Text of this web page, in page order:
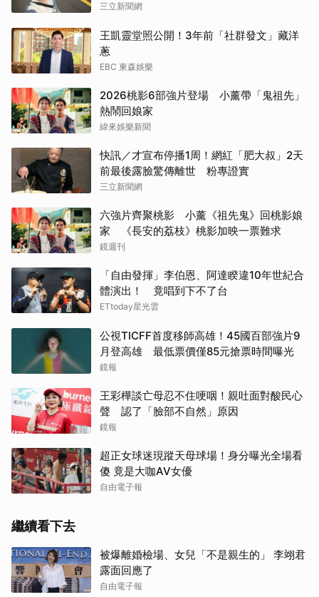
三立新聞網
王凱靈堂照公開！3年前「社群發文」藏洋
蔥
EBC 東森娛樂
2026桃影6部強片登場 小薰帶「鬼祖先」
熱鬧回娘家
緯來娛樂新聞
快訊／才宣布停播1周！網紅「肥大叔」2天
前最後露臉驚傳離世 粉專證實
三立新聞網
六強片齊聚桃影 小薰《祖先鬼》回桃影娘
家 《長安的荔枝》桃影加映一票難求
鏡週刊
「自由發揮」李伯恩、阿達睽違10年世紀合
體演出！ 竟唱到下不了台
ETtoday星光雲
公視TICFF首度移師高雄！45國百部強片9
月登高雄 最低票價僅85元搶票時間曝光
鏡報
王彩樺談亡母忍不住哽咽！親吐面對酸民心
聲 認了「臉部不自然」原因
鏡報
超正女球迷現蹤天母球場！身分曝光全場看
傻 竟是大咖AV女優
自由電子報
繼續看下去
被爆離婚檢場、女兒「不是親生的」 李翊君
露面回應了
自由電子報